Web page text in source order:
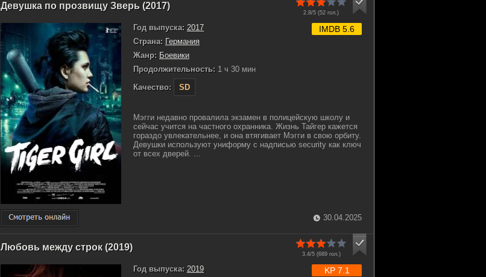
Девушка по прозвищу Зверь (2017)
2.8/5 (52 гол.)
Год выпуска: 2017
Страна: Германия
Жанр: Боевики
Продолжительность: 1 ч 30 мин
Качество:
SD
IMDB 5.6
Мэгги недавно провалила экзамен в полицейскую школу и
сейчас учится на частного охранника. Жизнь Тайгер кажется
гораздо увлекательнее, и она втягивает Мэгги в свою орбиту.
Девушки используют униформу с надписью security как ключ
от всех дверей. ...
30.04.2025
Любовь между строк (2019)
3.4/5 (689гол.)
Год выпуска: 2019
KP 7.1